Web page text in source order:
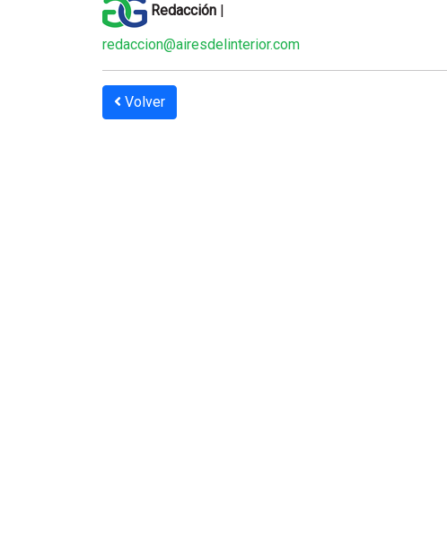
Redacción |
redaccion@airesdelinterior.com
Volver